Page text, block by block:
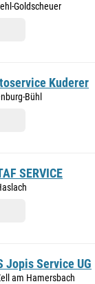
Goldscheuer
Kuderer
Bühl
SERVICE
Jopis Service UG
am Hamersbach